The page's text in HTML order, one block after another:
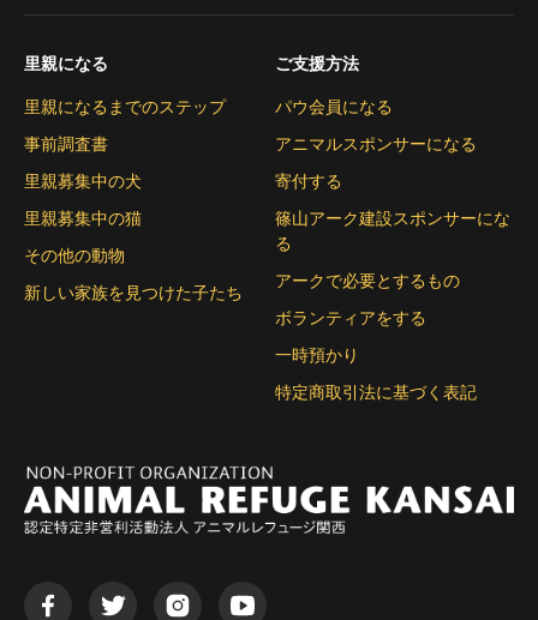
里親になる
里親になるまでのステップ
事前調査書
里親募集中の犬
里親募集中の猫
その他の動物
新しい家族を見つけた子たち
ご支援方法
パウ会員になる
アニマルスポンサーになる
寄付する
篠山アーク建設スポンサーにな
る
アークで必要とするもの
ボランティアをする
一時預かり
特定商取引法に基づく表記